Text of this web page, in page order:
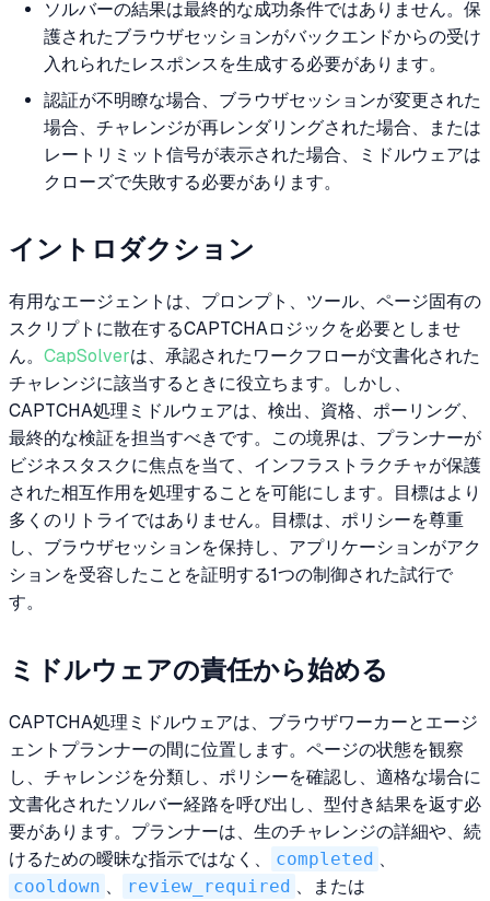
ソルバーの結果は最終的な成功条件ではありません。保
護されたブラウザセッションがバックエンドからの受け
入れられたレスポンスを生成する必要があります。
認証が不明瞭な場合、ブラウザセッションが変更された
場合、チャレンジが再レンダリングされた場合、または
レートリミット信号が表示された場合、ミドルウェアは
クローズで失敗する必要があります。
イントロダクション
有用なエージェントは、プロンプト、ツール、ページ固有の
スクリプトに散在するCAPTCHAロジックを必要としませ
ん。 CapSolverは、承認されたワークフローが文書化された
チャレンジに該当するときに役立ちます。しかし、
CAPTCHA処理ミドルウェアは、検出、資格、ポーリング、
最終的な検証を担当すべきです。この境界は、プランナーが
ビジネスタスクに焦点を当て、インフラストラクチャが保護
された相互作用を処理することを可能にします。目標はより
多くのリトライではありません。目標は、ポリシーを尊重
し、ブラウザセッションを保持し、アプリケーションがアク
ションを受容したことを証明する1つの制御された試行で
す。
ミドルウェアの責任から始める
CAPTCHA処理ミドルウェアは、ブラウザワーカーとエージ
ェントプランナーの間に位置します。ページの状態を観察
し、チャレンジを分類し、ポリシーを確認し、適格な場合に
文書化されたソルバー経路を呼び出し、型付き結果を返す必
要があります。プランナーは、生のチャレンジの詳細や、続
けるための曖昧な指示ではなく、
completed 、
cooldown 、 review_required 、または